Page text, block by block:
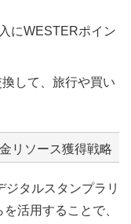
にWESTERポイン
して、旅行や買い
リソース獲得戦略
ジタルスタンプラリ
活用することで、